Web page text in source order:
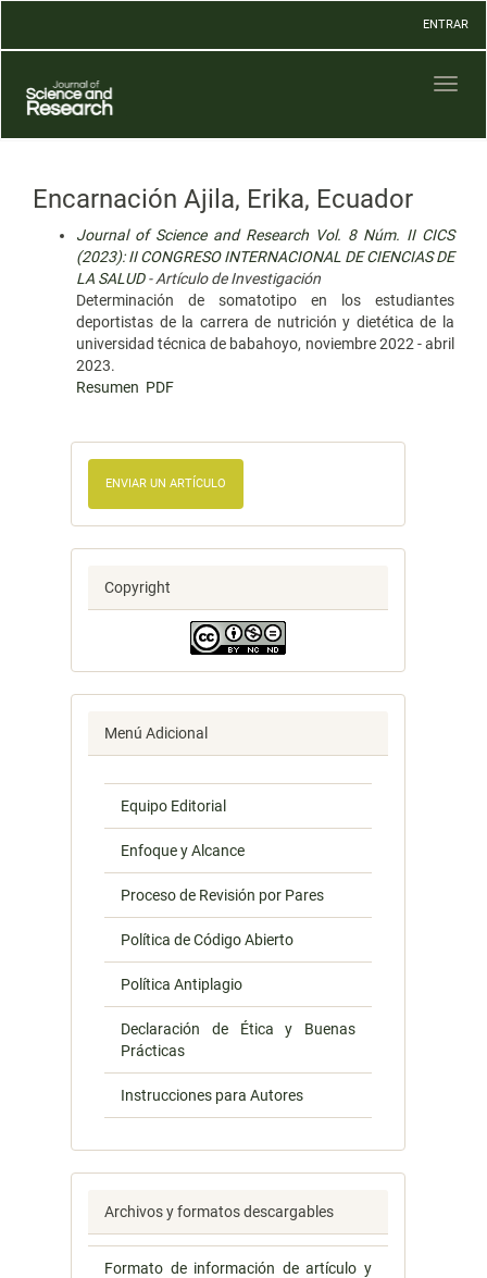
Contenido
Barra
lateral
ENTRAR
Encarnación Ajila, Erika, Ecuador
Journal of Science and Research Vol. 8 Núm. II CICS
(2023): II CONGRESO INTERNACIONAL DE CIENCIAS DE
LA SALUD- Artículo de Investigación
Determinación de somatotipo en los estudiantes
deportistas de la carrera de nutrición y dietética de la
universidad técnica de babahoyo, noviembre 2022 - abril
2023.
Resumen PDF
ENVIAR UN ARTÍCULO
Copyright
Menú Adicional
Equipo Editorial
Enfoque y Alcance
Proceso de Revisión por Pares
Política de Código Abierto
Política Antiplagio
Declaración de Ética y Buenas
Prácticas
Instrucciones para Autores
Archivos y formatos descargables
Formato de información de artículo y